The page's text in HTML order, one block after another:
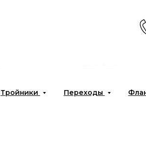
Тройники Переходы